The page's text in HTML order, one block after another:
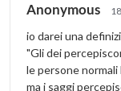
Anonymous
io darei una
"Gli dei
le persone
ma i saggi